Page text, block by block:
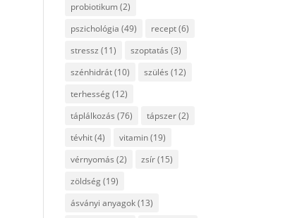
probiotikum(2)
pszichológia (49) recept(6)
stressz (11) szoptatás (3)
szénhidrát(10) szülés (12)
terhesség(12)
táplálkozás (76) tápszer(2)
tévhit(4) vitamin(19)
vérnyomás (2) zsír(15)
zöldség(19)
ásványi anyagok(13)